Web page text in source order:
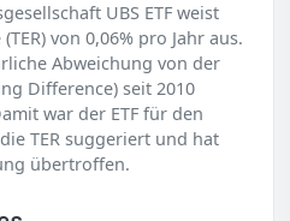
UBS ETF weist
von 0,06% pro Jahr aus.
Abweichung von der
Difference) seit 2010
war der ETF für den
TER suggeriert und hat
übertroffen.